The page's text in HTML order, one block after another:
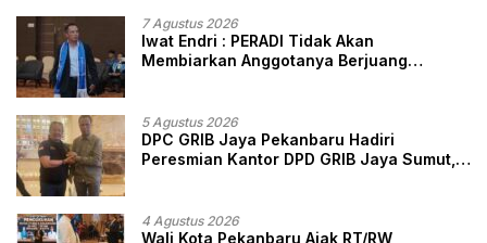
7 Agustus 2026
Iwat Endri : PERADI Tidak Akan
Membiarkan Anggotanya Berjuang
5 Agustus 2026
DPC GRIB Jaya Pekanbaru Hadiri
Peresmian Kantor DPD GRIB Jaya Sumut,
4 Agustus 2026
Wali Kota Pekanbaru Ajak RT/RW